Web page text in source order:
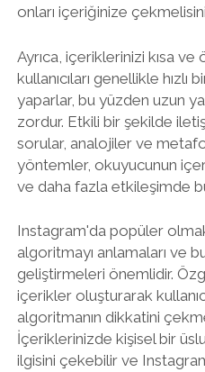
onları içeriğinize
Ayrıca, içeriklerinizi kısa ve
kullanıcıları genellikle hızlı
yaparlar, bu yüzden uzun
zordur. Etkili bir şekilde
sorular, analojiler ve
yöntemler, okuyucunun
ve daha fazla etkileşimde
Instagram'da popüler
algoritmayı anlamaları ve
geliştirmeleri önemlidir.
içerikler oluşturarak
algoritmanın dikkatini
İçeriklerinizde kişisel bir
ilgisini çekebilir ve